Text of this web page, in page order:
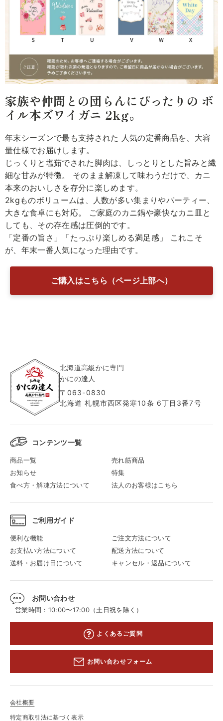
家族や仲間との団らんにぴったりの ボ
イル本ズワイガニ 2kg。
年末シーズンで最も支持された 人気の定番商品を、大容
量仕様でお届けします。
じっくりと塩茹でされた脚肉は、しっとりとした旨みと繊
細な甘みが特徴。 そのまま解凍して味わうだけで、カニ
本来のおいしさを存分に楽しめます。
2kgものボリュームは、人数が多い集まりやパーティー、
大きな食卓にも対応。 ご家庭のカニ鍋や豪快なカニ皿と
しても、その存在感は圧倒的です。
「定番の旨さ」「たっぷり楽しめる満足感」 これこそ
が、年末一番人気になった理由です。
ご購入はこちら（ページ上部へ）
北海道高級かに専門
かにの達人
〒063-0830
北海道 札幌市西区発寒10条 6丁目3番7号
コンテンツ一覧
商品一覧
売れ筋商品
お知らせ
特集
食べ方・解凍方法について
法人のお客様はこちら
ご利用ガイド
便利な機能
ご注文方法について
お支払い方法について
配送方法について
送料・お届け日について
キャンセル・返品について
お問い合わせ
営業時間：10:00〜17:00（土日祝を除く）
よくあるご質問
お問い合わせフォーム
会社概要
特定商取引法に基づく表示